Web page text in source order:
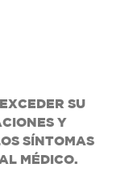
SU
Y
SÍNTOMAS
MÉDICO.